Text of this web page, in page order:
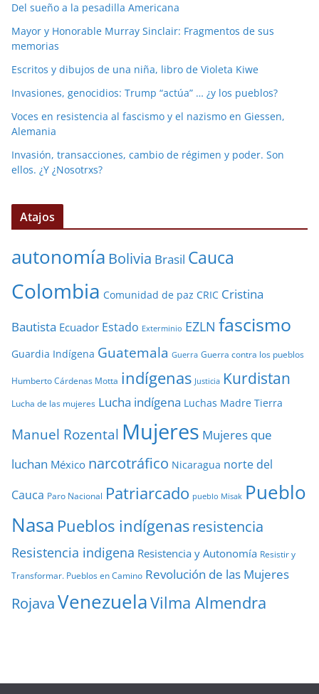
Del sueño a la pesadilla Americana
Mayor y Honorable Murray Sinclair: Fragmentos de sus
memorias
Escritos y dibujos de una niña, libro de Violeta Kiwe
Invasiones, genocidios: Trump “actúa” … ¿y los pueblos?
Voces en resistencia al fascismo y el nazismo en Giessen,
Alemania
Invasión, transacciones, cambio de régimen y poder. Son
ellos. ¿Y ¿Nosotrxs?
Atajos
autonomía Bolivia Brasil Cauca
Colombia Comunidad de paz CRIC Cristina
Bautista Ecuador Estado Exterminio EZLN fascismo
Guardia Indígena Guatemala Guerra Guerra contra los pueblos
Humberto Cárdenas Motta indígenas Justicia Kurdistan
Lucha de las mujeres Lucha indígena Luchas Madre Tierra
Manuel Rozental Mujeres Mujeres que
luchan México narcotráfico Nicaragua norte del
Cauca Paro Nacional Patriarcado pueblo Misak Pueblo
Nasa Pueblos indígenasresistencia
Resistencia indigena Resistencia y Autonomía Resistir y
Transformar. Pueblos en Camino Revolución de las Mujeres
RojavaVenezuelaVilma Almendra